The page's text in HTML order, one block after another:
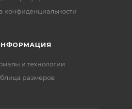
конфиденциальности
и технологии
размеров